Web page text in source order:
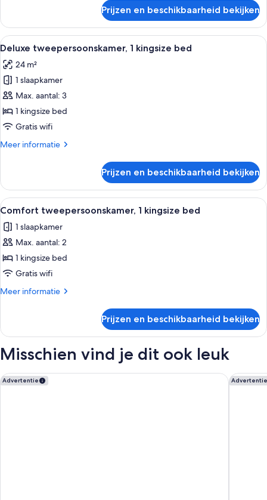
Beds
laden
Twin
Room,
2
Beds
Prijzen en beschikbaarheid bekijken
Alle
foto's
voor
Deluxe
tweepersoonskamer,
1
kingsize
laden
Een hotelkamer met een groot bed,
6
Deluxe tweepersoonskamer, 1 kingsize bed
24 m²
1 slaapkamer
Max. aantal: 3
1 kingsize bed
Gratis wifi
Meer informatie
Meer
tweepersoonskamer,
kingsize
Prijzen en beschikbaarheid bekijken
Alle
foto's
voor
Comfort
tweepersoonskamer,
1
kingsize
Comfort tweepersoonskamer, 1
6
Comfort tweepersoonskamer, 1 kingsize bed
1 slaapkamer
Max. aantal: 2
1 kingsize bed
Gratis wifi
Meer informatie
Meer
tweepersoonskamer,
kingsize
Prijzen en beschikbaarheid bekijken
Misschien vind je dit ook leuk
Advertentie
Holiday Inn Express Utrecht - Papendorp by IHG Advertentie
Moxy